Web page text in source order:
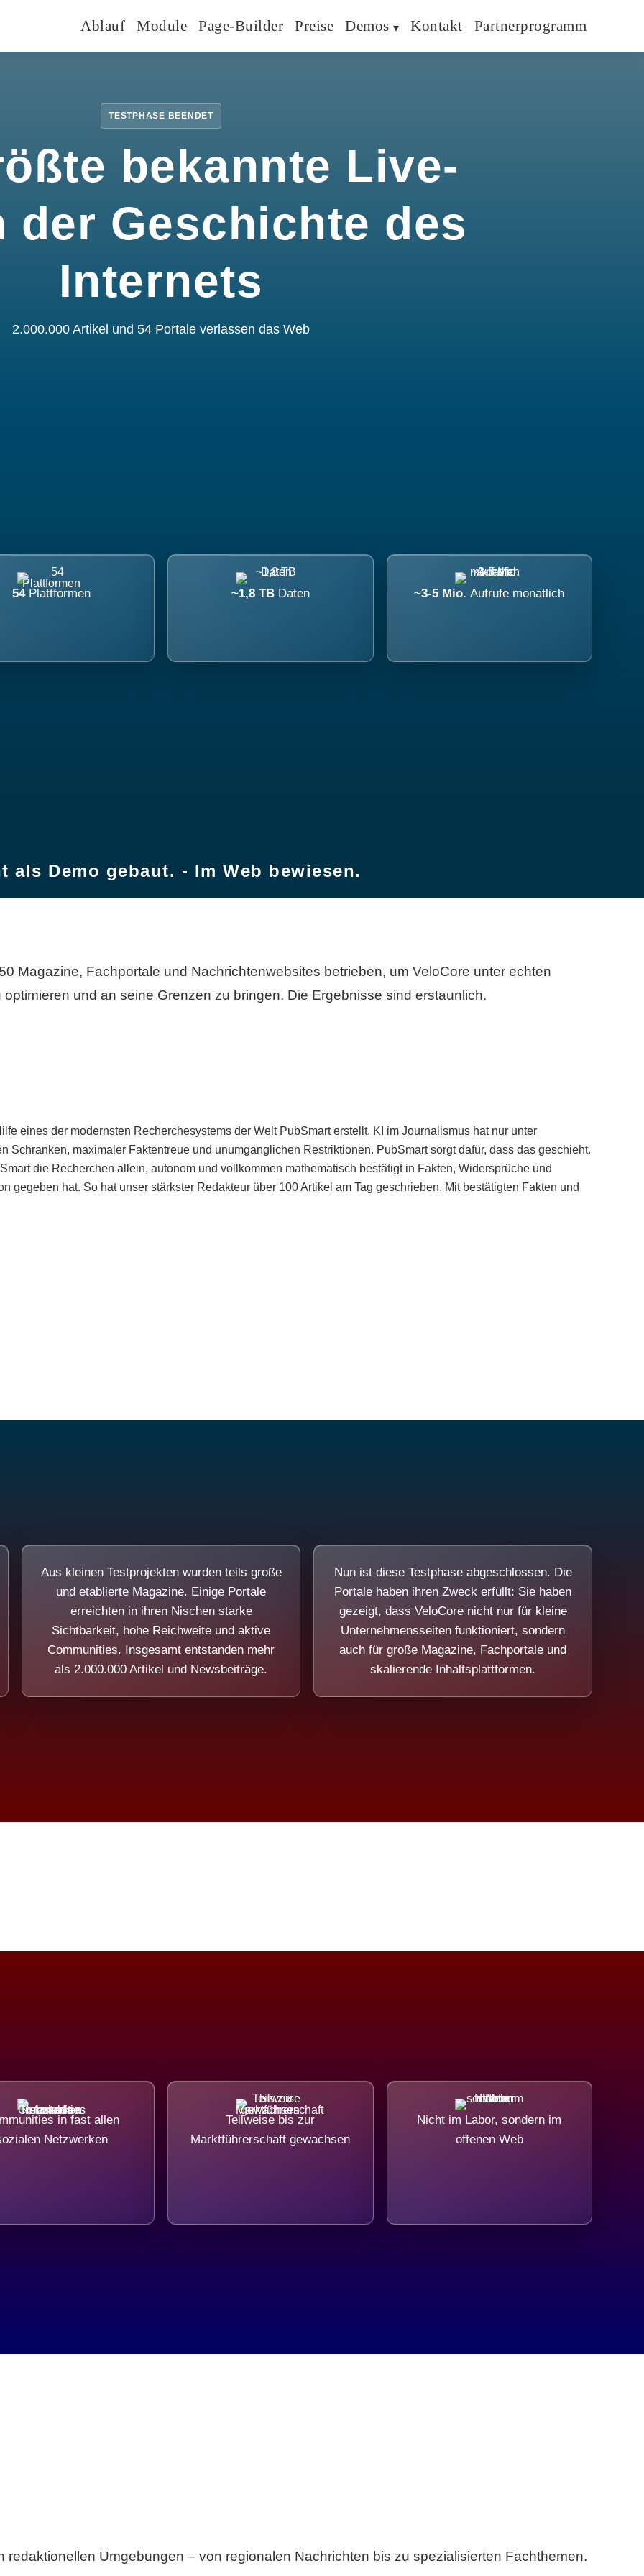
Ablauf Module Page-Builder Preise Demos Kontakt Partnerprogramm
TESTPHASE BEENDET
bekannte Live-
der Geschichte des
Internets
2.000.000 Artikel und 54 Portale verlassen das Web
54 Plattformen ~1,8 TB Daten ~3-5 Mio.Aufrufe monatlich
als Demo gebaut. - Im Web bewiesen.
Magazine, Fachportale und Nachrichtenwebsites betrieben, um VeloCore unter echten
und an seine Grenzen zu bringen. Die Ergebnisse sind erstaunlich.
eines der modernsten Recherchesystems der Welt PubSmart erstellt. KI im Journalismus hat nur unter
Schranken, maximaler Faktentreue und unumgänglichen Restriktionen. PubSmart sorgt dafür, dass das geschieht.
die Recherchen allein, autonom und vollkommen mathematisch bestätigt in Fakten, Widersprüche und
gegeben hat. So hat unser stärkster Redakteur über 100 Artikel am Tag geschrieben. Mit bestätigten Fakten und
Aus kleinen Testprojekten wurden teils große
und etablierte Magazine. Einige Portale
erreichten in ihren Nischen starke
Sichtbarkeit, hohe Reichweite und aktive
Communities. Insgesamt entstanden mehr
als 2.000.000 Artikel und Newsbeiträge.
Nun ist diese Testphase abgeschlossen. Die
Portale haben ihren Zweck erfüllt: Sie haben
gezeigt, dass VeloCore nicht nur für kleine
Unternehmensseiten funktioniert, sondern
auch für große Magazine, Fachportale und
skalierende Inhaltsplattformen.
in fast allen
Netzwerken
Teilweise bis zur
Marktführerschaft gewachsen
Nicht im Labor, sondern im
offenen Web
redaktionellen Umgebungen – von regionalen Nachrichten bis zu spezialisierten Fachthemen.